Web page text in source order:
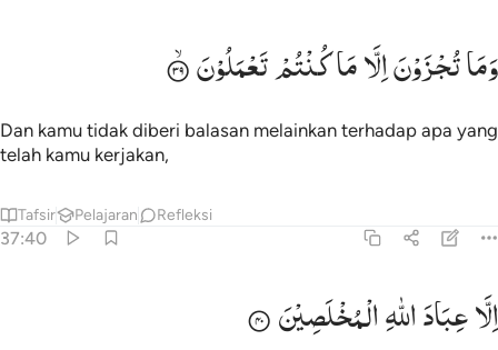
وما تجزون الا ما كنتم تعملون ٣٩
وَمَا تُجْزَوْنَ إِلَّا مَا كُنتُمْ تَعْمَلُونَ ٣٩
وَمَاتُجْزَوْنَاِلَّامَاكُنْتُمْتَعْمَلُوْنَ
Dan kamu tidak diberi balasan melainkan terhadap apa yang
telah kamu kerjakan,
Tafsir Pelajaran Refleksi
37:40
الا عباد الله المخلصين ٤٠
إِلَّا عِبَادَ ٱللَّهِ ٱلْمُخْلَصِينَ ٤٠
اِلَّاعِبَادَاللّٰهِالْمُخْلَصِیْنَ